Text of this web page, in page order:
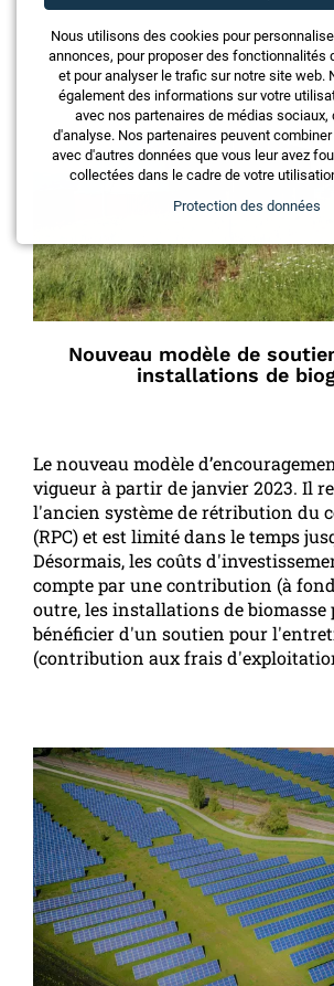
Nouveau modèle de
installations de
Le nouveau modèle
vigueur à partir de janvier 2023. Il
l'ancien système de rétribution du
(RPC) et est limité dans le temps
Désormais, les coûts
compte par une contribution (à
outre, les installations de biomasse
bénéficier d'un soutien pour
(contribution aux frais
Nous utilisons des cookies pour
annonces, pour proposer des fonctionnalités
et pour analyser le trafic sur notre site web.
également des informations sur votre
avec nos partenaires de médias sociaux,
d'analyse. Nos partenaires peuvent
avec d'autres données que vous leur avez
collectées dans le cadre de votre
Protection des données